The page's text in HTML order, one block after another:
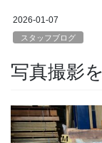
2026-01-07
スタッフブログ
写真撮影